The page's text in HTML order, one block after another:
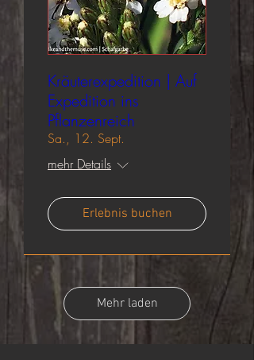
Kräuterexpedition | Auf
Expedition ins
Pflanzenreich
Sa., 12. Sept.
mehr Details
Erlebnis buchen
Mehr laden